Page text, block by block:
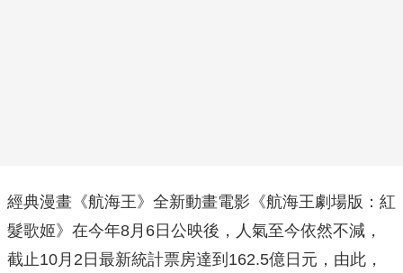
經典漫畫《航海王》全新動畫電影《航海王劇場版：紅
髮歌姬》在今年8月6日公映後，人氣至今依然不減，
截止10月2日最新統計票房達到162.5億日元，由此，